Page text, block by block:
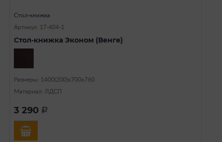
Стол-книжка
Артикул: 17-404-1
Стол-книжка Эконом (Венге)
Размеры: 1400(200)х700х760
Материал: ЛДСП
3 290 a